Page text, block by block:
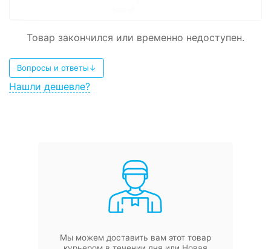
Товар закончился или временно недоступен.
Вопросы и ответы↓
Нашли дешевле?
Мы можем доставить вам этот товар